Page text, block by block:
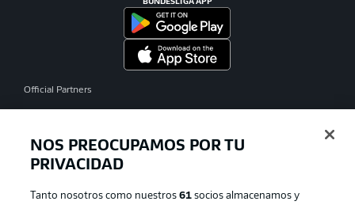
BUNDESLIGA APP
Official Partners
NOS PREOCUPAMOS POR TU
PRIVACIDAD
Tanto nosotros como nuestros61 socios almacenamos y